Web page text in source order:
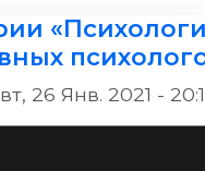
вт, 26 Янв. 2021 -